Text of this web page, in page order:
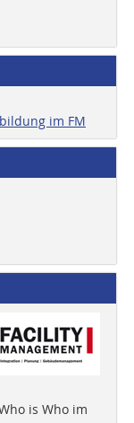
im FM
is Who im